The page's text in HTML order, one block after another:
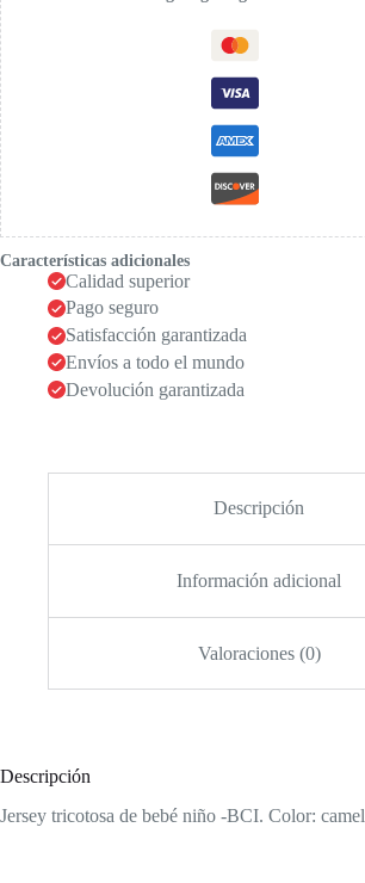
Características adicionales
Calidad superior
Pago seguro
Satisfacción garantizada
Envíos a todo el mundo
Devolución garantizada
Descripción
Información adicional
Valoraciones (0)
Descripción
Jersey tricotosa de bebé niño -BCI. Color: camel